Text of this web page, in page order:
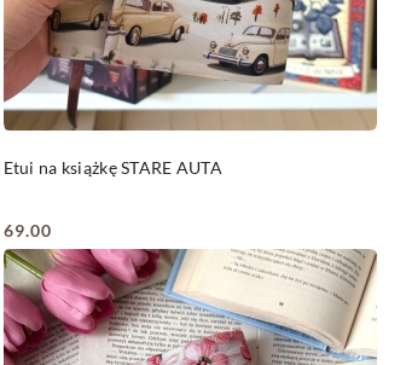
Etui na książkę STARE AUTA
Cena:
69.00